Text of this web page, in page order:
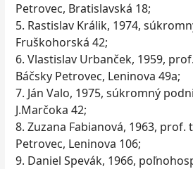
Petrovec, Bratislavská 18;
5. Rastislav Králik, 1974,
Fruškohorská 42;
6. Vlastislav Urbanček, 1959,
Báčsky Petrovec, Leninova 49a;
7. Ján Valo, 1975, súkromný
J.Marčoka 42;
8. Zuzana Fabianová, 1963, prof.
Petrovec, Leninova 106;
9. Daniel Spevák, 1966,